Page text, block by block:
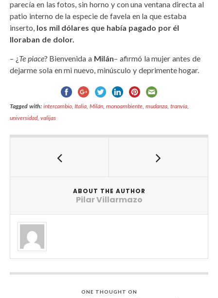
parecía en las fotos, sin horno y con una ventana directa al
patio interno de la especie de favela en la que estaba
inserto, los mil dólares que había pagado por él
lloraban de dolor.
– ¿Te piace? Bienvenida a Milán– afirmó la mujer antes de
dejarme sola en mi nuevo, minúsculo y deprimente hogar.
Tagged with: intercambio,Italia,Milán,monoambiente, mudanza, tranvía,
universidad, valijas
ABOUT THE AUTHOR
Pilar Villarmazo
ONE THOUGHT ON